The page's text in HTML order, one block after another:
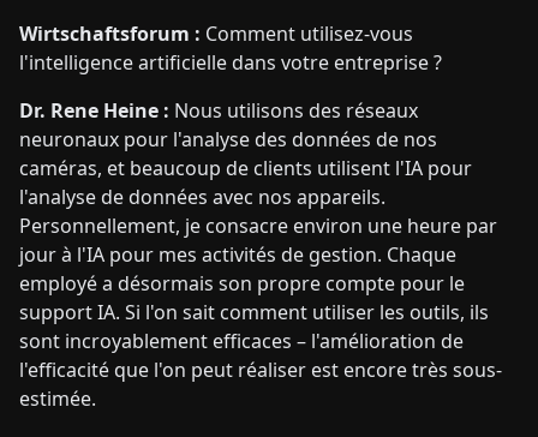
Wirtschaftsforum : Comment utilisez-vous
l'intelligence artificielle dans votre entreprise ?
Dr. Rene Heine : Nous utilisons des réseaux
neuronaux pour l'analyse des données de nos
caméras, et beaucoup de clients utilisent l'IA pour
l'analyse de données avec nos appareils.
Personnellement, je consacre environ une heure par
jour à l'IA pour mes activités de gestion. Chaque
employé a désormais son propre compte pour le
support IA. Si l'on sait comment utiliser les outils, ils
sont incroyablement efficaces – l'amélioration de
l'efficacité que l'on peut réaliser est encore très sous-
estimée.